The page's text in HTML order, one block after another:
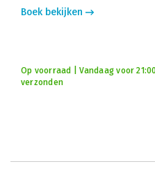
Boek bekijken
Op voorraad | Vandaag voor
verzonden